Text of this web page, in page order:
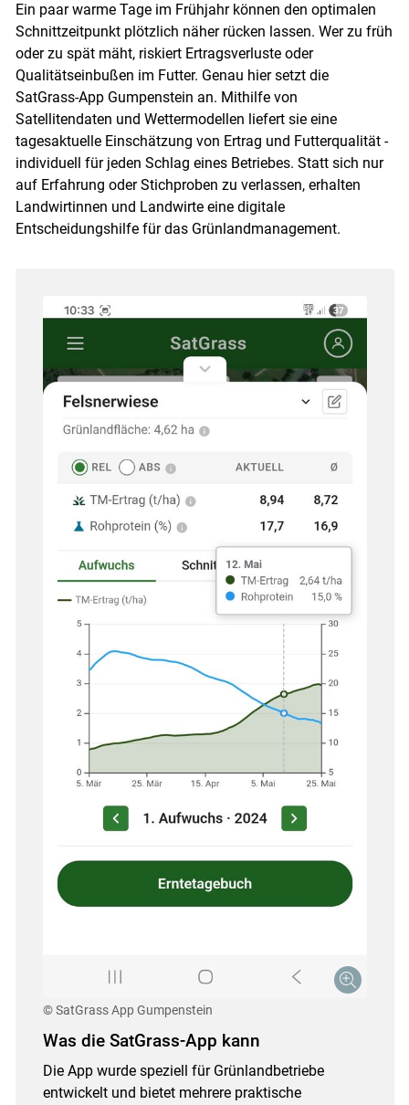
Skip to main content
Ein paar warme Tage im Frühjahr können den optimalen
Schnittzeitpunkt plötzlich näher rücken lassen. Wer zu früh
oder zu spät mäht, riskiert Ertragsverluste oder
Qualitätseinbußen im Futter. Genau hier setzt die
SatGrass-App Gumpenstein an. Mithilfe von
Satellitendaten und Wettermodellen liefert sie eine
tagesaktuelle Einschätzung von Ertrag und Futterqualität -
individuell für jeden Schlag eines Betriebes. Statt sich nur
auf Erfahrung oder Stichproben zu verlassen, erhalten
Landwirtinnen und Landwirte eine digitale
Entscheidungshilfe für das Grünlandmanagement.
© SatGrass App Gumpenstein
Was die SatGrass-App kann
Die App wurde speziell für Grünlandbetriebe
entwickelt und bietet mehrere praktische